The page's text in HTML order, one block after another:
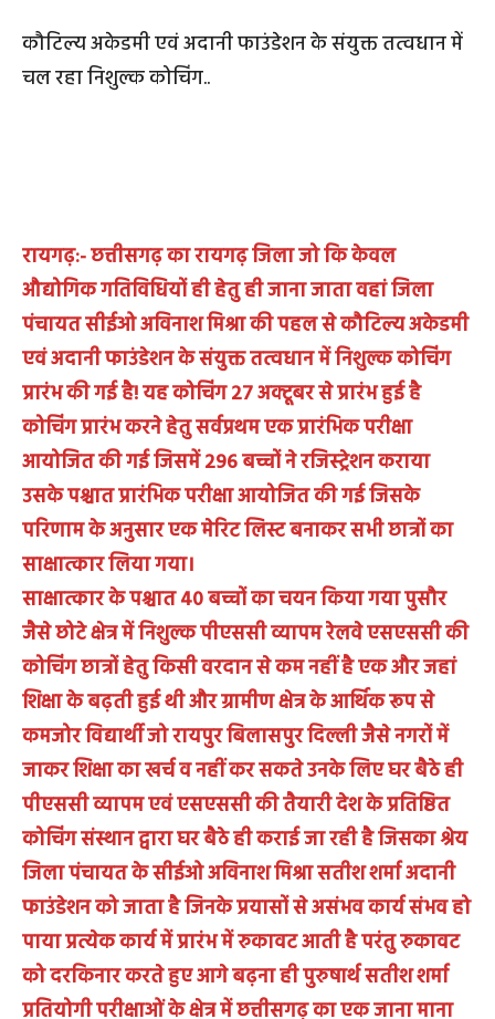
कौटिल्य अकेडमी एवं अदानी फाउंडेशन के संयुक्त तत्वधान में
चल रहा निशुल्क कोचिंग..
रायगढ़:- छत्तीसगढ़ का रायगढ़ जिला जो कि केवल
औद्योगिक गतिविधियों ही हेतु ही जाना जाता वहां जिला
पंचायत सीईओ अविनाश मिश्रा की पहल से कौटिल्य अकेडमी
एवं अदानी फाउंडेशन के संयुक्त तत्वधान में निशुल्क कोचिंग
प्रारंभ की गई है! यह कोचिंग 27 अक्टूबर से प्रारंभ हुई है
कोचिंग प्रारंभ करने हेतु सर्वप्रथम एक प्रारंभिक परीक्षा
आयोजित की गई जिसमें 296 बच्चों ने रजिस्ट्रेशन कराया
उसके पश्चात प्रारंभिक परीक्षा आयोजित की गई जिसके
परिणाम के अनुसार एक मेरिट लिस्ट बनाकर सभी छात्रों का
साक्षात्कार लिया गया।
साक्षात्कार के पश्चात 40 बच्चों का चयन किया गया पुसौर
जैसे छोटे क्षेत्र में निशुल्क पीएससी व्यापम रेलवे एसएससी की
कोचिंग छात्रों हेतु किसी वरदान से कम नहीं है एक और जहां
शिक्षा के बढ़ती हुई थी और ग्रामीण क्षेत्र के आर्थिक रूप से
कमजोर विद्यार्थी जो रायपुर बिलासपुर दिल्ली जैसे नगरों में
जाकर शिक्षा का खर्च व नहीं कर सकते उनके लिए घर बैठे ही
पीएससी व्यापम एवं एसएससी की तैयारी देश के प्रतिष्ठित
कोचिंग संस्थान द्वारा घर बैठे ही कराई जा रही है जिसका श्रेय
जिला पंचायत के सीईओ अविनाश मिश्रा सतीश शर्मा अदानी
फाउंडेशन को जाता है जिनके प्रयासों से असंभव कार्य संभव हो
पाया प्रत्येक कार्य में प्रारंभ में रुकावट आती है परंतु रुकावट
को दरकिनार करते हुए आगे बढ़ना ही पुरुषार्थ सतीश शर्मा
प्रतियोगी परीक्षाओं के क्षेत्र में छत्तीसगढ़ का एक जाना माना